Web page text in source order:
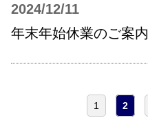
2024/12/11
年末年始休業のご案内
1 2